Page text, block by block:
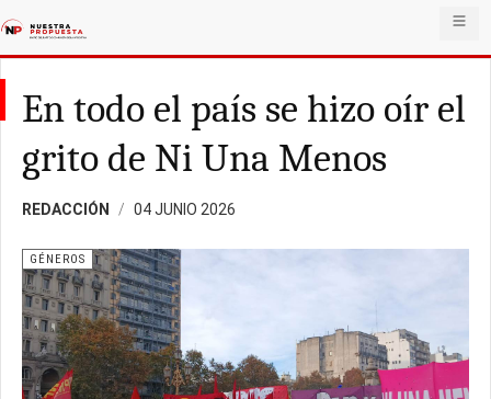
En todo el país se hizo oír el
grito de Ni Una Menos
REDACCIÓN 04 JUNIO 2026
GÉNEROS